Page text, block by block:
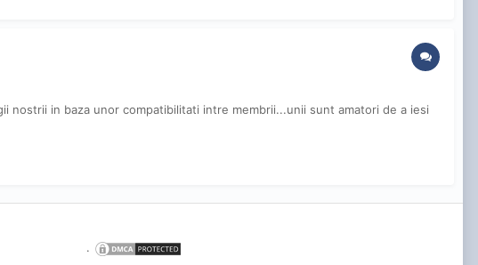
in baza unor compatibilitati intre membrii...unii sunt amatori de a iesi
.